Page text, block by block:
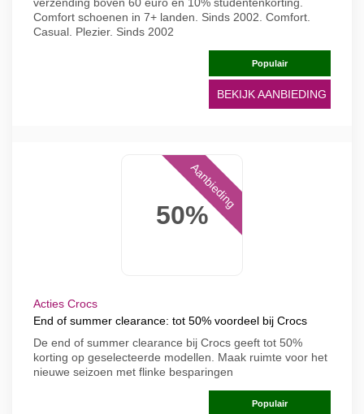
Comfort schoenen in 7+ landen. Sinds 2002. Comfort.
Casual. Plezier. Sinds 2002
Populair
BEKIJK AANBIEDING
50%
Aanbieding
Acties Crocs
End of summer clearance: tot 50% voordeel bij Crocs
De end of summer clearance bij Crocs geeft tot 50%
korting op geselecteerde modellen. Maak ruimte voor het
nieuwe seizoen met flinke besparingen
Populair